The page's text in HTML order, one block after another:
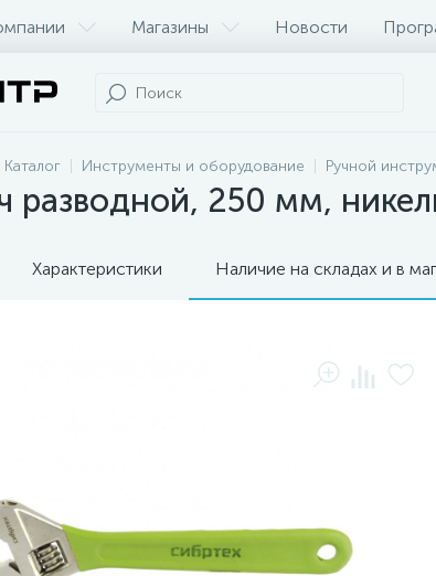
Магазины Новости
Каталог Инструменты и оборудование Ручной
разводной, 250 мм,
Характеристики Наличие на складах и в